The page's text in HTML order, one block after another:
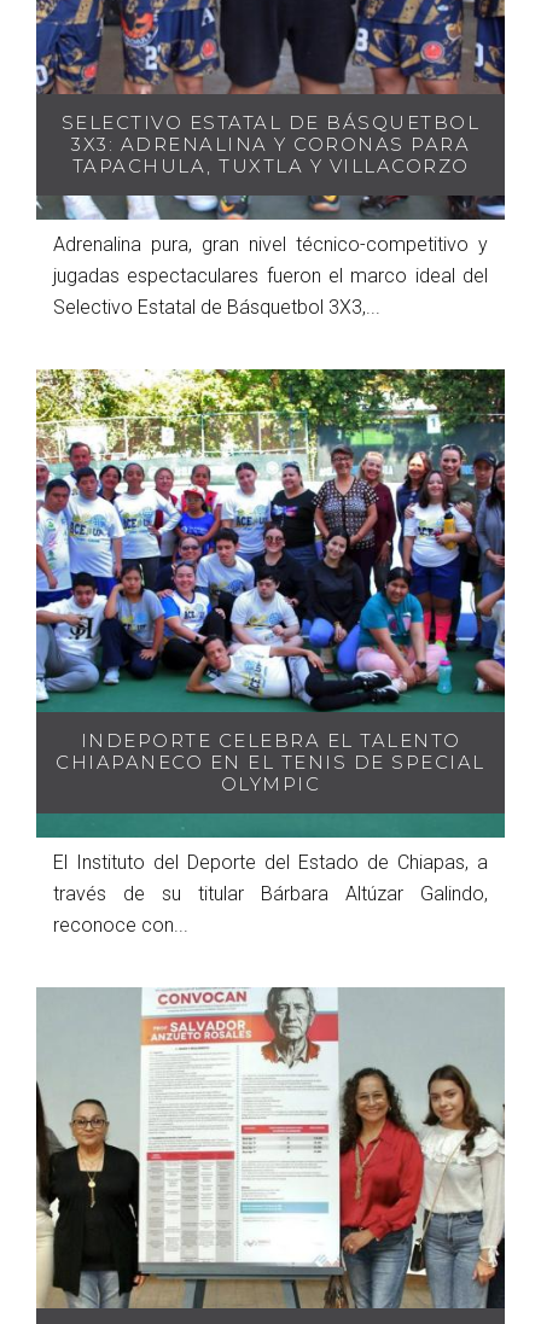
SELECTIVO ESTATAL DE BÁSQUETBOL
3X3: ADRENALINA Y CORONAS PARA
TAPACHULA, TUXTLA Y VILLACORZO
Adrenalina pura, gran nivel técnico-competitivo y
jugadas espectaculares fueron el marco ideal del
Selectivo Estatal de Básquetbol 3X3,...
INDEPORTE CELEBRA EL TALENTO
CHIAPANECO EN EL TENIS DE SPECIAL
OLYMPIC
El Instituto del Deporte del Estado de Chiapas, a
través de su titular Bárbara Altúzar Galindo,
reconoce con...